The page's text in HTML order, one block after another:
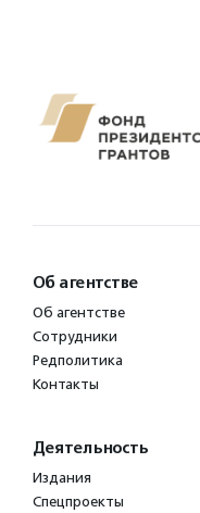
Об агентстве
Об агентстве
Сотрудники
Редполитика
Контакты
Деятельность
Издания
Спецпроекты